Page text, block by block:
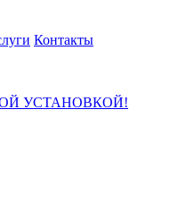
Контакты
УСТАНОВКОЙ!